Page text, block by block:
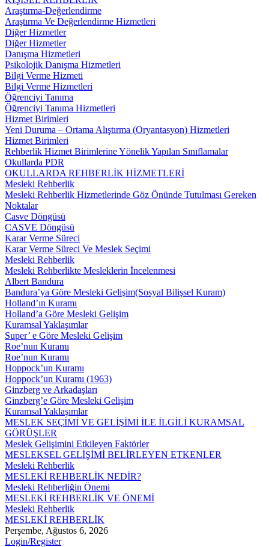
Araştırma-Değerlendirme
Araştırma Ve Değerlendirme Hizmetleri
Diğer Hizmetler
Diğer Hizmetler
Danışma Hizmetleri
Psikolojik Danışma Hizmetleri
Bilgi Verme Hizmeti
Bilgi Verme Hizmetleri
Öğrenciyi Tanıma
Öğrenciyi Tanıma Hizmetleri
Hizmet Birimleri
Yeni Duruma – Ortama Alıştırma (Oryantasyon) Hizmetleri
Hizmet Birimleri
Rehberlik Hizmet Birimlerine Yönelik Yapılan Sınıflamalar
Okullarda PDR
OKULLARDA REHBERLİK HİZMETLERİ
Mesleki Rehberlik
Mesleki Rehberlik Hizmetlerinde Göz Önünde Tutulması Gereken
Noktalar
Casve Döngüsü
CASVE Döngüsü
Karar Verme Süreci
Karar Verme Süreci Ve Meslek Seçimi
Mesleki Rehberlik
Mesleki Rehberlikte Mesleklerin İncelenmesi
Albert Bandura
Bandura’ya Göre Mesleki Gelişim(Sosyal Bilişsel Kuram)
Holland’ın Kuramı
Holland’a Göre Mesleki Gelişim
Kuramsal Yaklaşımlar
Super’ e Göre Mesleki Gelişim
Roe’nun Kuramı
Roe’nun Kuramı
Hoppock’un Kuramı
Hoppock’un Kuramı (1963)
Ginzberg ve Arkadaşları
Ginzberg’e Göre Mesleki Gelişim
Kuramsal Yaklaşımlar
MESLEK SEÇİMİ VE GELİŞİMİ İLE İLGİLİ KURAMSAL
GÖRÜŞLER
Meslek Gelişimini Etkileyen Faktörler
MESLEKSEL GELİŞİMİ BELİRLEYEN ETKENLER
Mesleki Rehberlik
MESLEKİ REHBERLİK NEDİR?
Mesleki Rehberliğin Önemi
MESLEKİ REHBERLİK VE ÖNEMİ
Mesleki Rehberlik
MESLEKİ REHBERLİK
Perşembe, Ağustos 6, 2026
Login/Register